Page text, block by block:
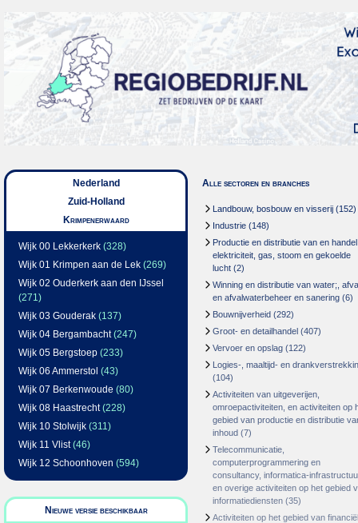
Nederland
Zuid-Holland
Krimpenerwaard
Wijk 00 Lekkerkerk (328)
Wijk 01 Krimpen aan de Lek (269)
Wijk 02 Ouderkerk aan den IJssel
(271)
Wijk 03 Gouderak (137)
Wijk 04 Bergambacht(247)
Wijk 05 Bergstoep (233)
Wijk 06 Ammerstol (43)
Wijk 07 Berkenwoude (80)
Wijk 08 Haastrecht(228)
Wijk 10 Stolwijk (311)
Wijk 11 Vlist(46)
Wijk 12 Schoonhoven (594)
Nieuwe versie beschikbaar
Alle sectoren en branches
Landbouw, bosbouw en visserij (152)
Industrie (148)
Productie en distributie van en
elektriciteit, gas, stoom en gekoelde
lucht (2)
Winning en distributie van water;,
en afvalwaterbeheer en sanering (6)
Bouwnijverheid (292)
Groot- en detailhandel (407)
Vervoer en opslag (122)
Logies-, maaltijd- en
(104)
Activiteiten van uitgeverijen,
omroepactiviteiten, en activiteiten op
gebied van productie en distributie
inhoud (7)
Telecommunicatie,
computerprogrammering en
consultancy, informatica-
en overige activiteiten op het gebied
informatiediensten (35)
Activiteiten op het gebied van